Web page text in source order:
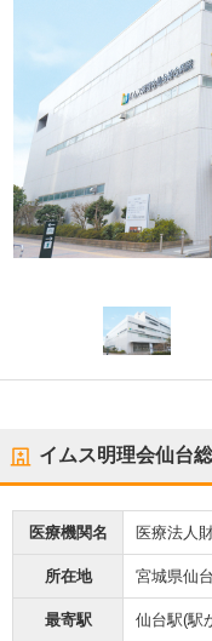
イムス明理会仙台
医療機関名 医療法人
所在地 宮城県仙
最寄駅 仙台駅(駅